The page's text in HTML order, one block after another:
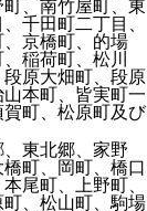
、南竹屋町、東
千田町二丁目、
京橋町、的場
稲荷町、松川
原大畑町、段原
本町、皆実町一
町、松原町及び
東北郷、家野
町、岡町、橋口
尾町、上野町、
、松山町、駒場